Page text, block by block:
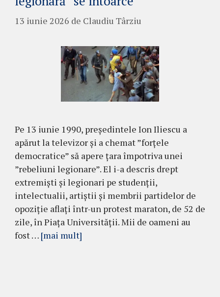
13 iunie 2026 de Claudiu Târziu
Pe 13 iunie 1990, președintele Ion Iliescu a
apărut la televizor și a chemat ”forțele
democratice” să apere țara împotriva unei
”rebeliuni legionare”. El i-a descris drept
extremiști și legionari pe studenții,
intelectualii, artiștii și membrii partidelor de
opoziție aflați într-un protest maraton, de 52 de
zile, în Piața Universității. Mii de oameni au
fost … [mai mult]